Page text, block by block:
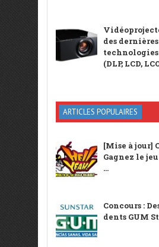
des dernières
technologies
(DLP, LCD,
ARTICLES POPULAIRES
[Mise à jour]
Gagnez le
...
Concours :
dents GUM